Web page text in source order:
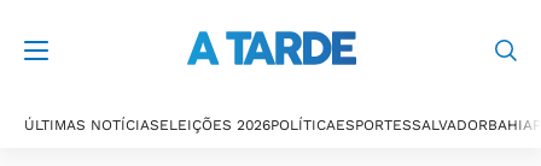
ÚLTIMAS NOTÍCIASELEIÇÕES 2026POLÍTICAESPORTESSALVADORBAHIA